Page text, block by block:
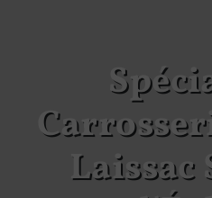
Spécialiste
Laissac